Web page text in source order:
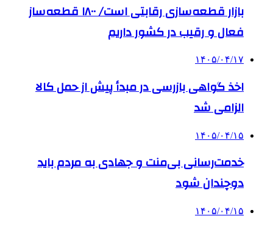
بازار قطعه‌سازی رقابتی است/ ۱۸۰۰ قطعه‌ساز
فعال و رقیب در کشور داریم
۱۴۰۵/۰۴/۱۷
اخذ گواهی بازرسی در مبدأ پیش از حمل کالا
الزامی شد
۱۴۰۵/۰۴/۱۵
خدمت‌رسانی بی‌منت و جهادی به مردم باید
دوچندان شود
۱۴۰۵/۰۴/۱۵